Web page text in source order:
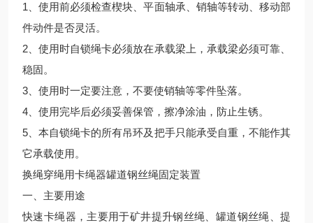
1、使用前必须检查楔块、平面轴承、销轴等转动、移动部
件动件是否灵活。
2、使用时自锁绳卡必须放在承载梁上，承载梁必须可靠、
稳固。
3、使用时一定要注意，不要使销轴等零件坠落。
4、使用完毕后必须妥善保管，擦净涂油，防止生锈。
5、本自锁绳卡的所有吊环及把手只能承受自重，不能作其
它承载使用。
换绳穿绳用卡绳器罐道钢丝绳固定装置
一、主要用途
快速卡绳器，主要用于矿井提升钢丝绳、罐道钢丝绳、提